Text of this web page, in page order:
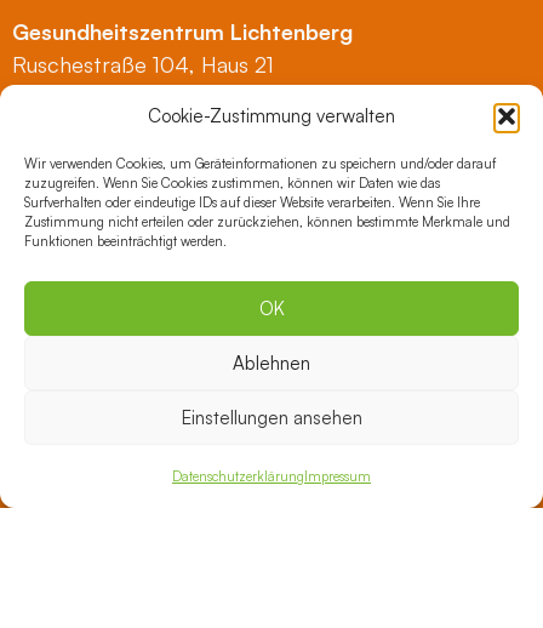
Cookie-Zustimmung verwalten
Wir verwenden Cookies, um Geräteinformationen zu speichern und/oder darauf
zuzugreifen. Wenn Sie Cookies zustimmen, können wir Daten wie das
Surfverhalten oder eindeutige IDs auf dieser Website verarbeiten. Wenn Sie Ihre
Zustimmung nicht erteilen oder zurückziehen, können bestimmte Merkmale und
Funktionen beeinträchtigt werden.
OK
Ablehnen
Einstellungen ansehen
Datenschutzerklärung Impressum
Gesundheitszentrum Lichtenberg
Ruschestraße 104, Haus 21
Tel.: 030 35199-500
E-Mail:lichtenberg@vental.de
Gesundheitszentrum Schöneberg
Richard-von-Weizsäcker-Platz 1
10827 Berlin
E-Mail:schoeneberg@vental.de
Gesundheitszentrum an der Oper Berlin
Tel.: 030 35199-700